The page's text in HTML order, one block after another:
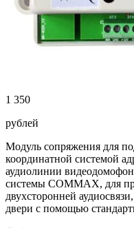
1 350
рублей
Модуль сопряжения для
координатной системой
аудиолинии
системы СOMMAX, для
двухсторонней
двери с помощью